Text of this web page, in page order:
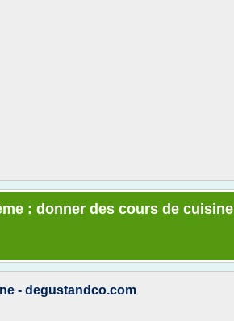
: donner des cours de cuisine
- degustandco.com